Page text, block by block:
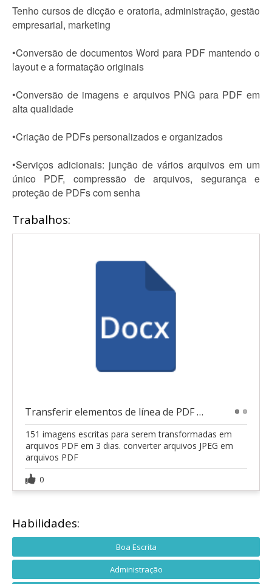
Tenho cursos de dicção e oratoria, administração, gestão
empresarial, marketing
•Conversão de documentos Word para PDF mantendo o
layout e a formatação originais
•Conversão de imagens e arquivos PNG para PDF em
alta qualidade
•Criação de PDFs personalizados e organizados
•Serviços adicionais: junção de vários arquivos em um
único PDF, compressão de arquivos, segurança e
proteção de PDFs com senha
Trabalhos:
Transferir elementos de línea de PDF a Excel
151 imagens escritas para serem transformadas em
arquivos PDF em 3 dias. converter arquivos JPEG em
arquivos PDF
0
Habilidades:
Boa Escrita
Administração